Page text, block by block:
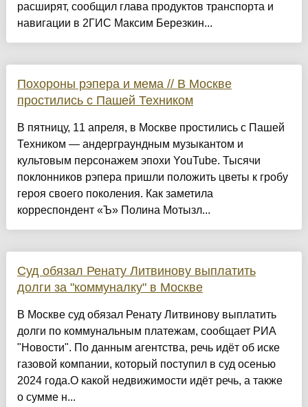
расширят, сообщил глава продуктов транспорта и
навигации в 2ГИС Максим Березкин...
Похороны рэпера и мема // В Москве
простились с Пашей Техником
В пятницу, 11 апреля, в Москве простились с Пашей
Техником — андерграундным музыкантом и
культовым персонажем эпохи YouTube. Тысячи
поклонников рэпера пришли положить цветы к гробу
героя своего поколения. Как заметила
корреспондент «Ъ» Полина Мотызл...
Суд обязал Ренату Литвинову выплатить
долги за "коммуналку" в Москве
В Москве суд обязал Ренату Литвинову выплатить
долги по коммунальным платежам, сообщает РИА
"Новости". По данным агентства, речь идёт об иске
газовой компании, который поступил в суд осенью
2024 года.О какой недвижимости идёт речь, а также
о сумме н...